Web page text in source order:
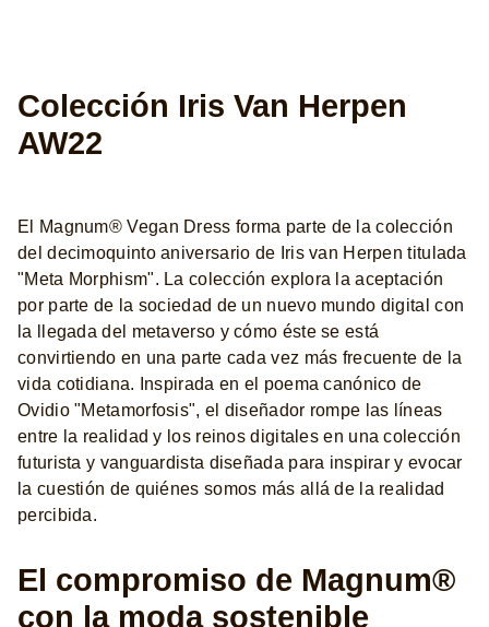
Colección Iris Van Herpen
AW22
El Magnum® Vegan Dress forma parte de la colección
del decimoquinto aniversario de Iris van Herpen titulada
"Meta Morphism". La colección explora la aceptación
por parte de la sociedad de un nuevo mundo digital con
la llegada del metaverso y cómo éste se está
convirtiendo en una parte cada vez más frecuente de la
vida cotidiana. Inspirada en el poema canónico de
Ovidio "Metamorfosis", el diseñador rompe las líneas
entre la realidad y los reinos digitales en una colección
futurista y vanguardista diseñada para inspirar y evocar
la cuestión de quiénes somos más allá de la realidad
percibida.
El compromiso de Magnum®
con la moda sostenible